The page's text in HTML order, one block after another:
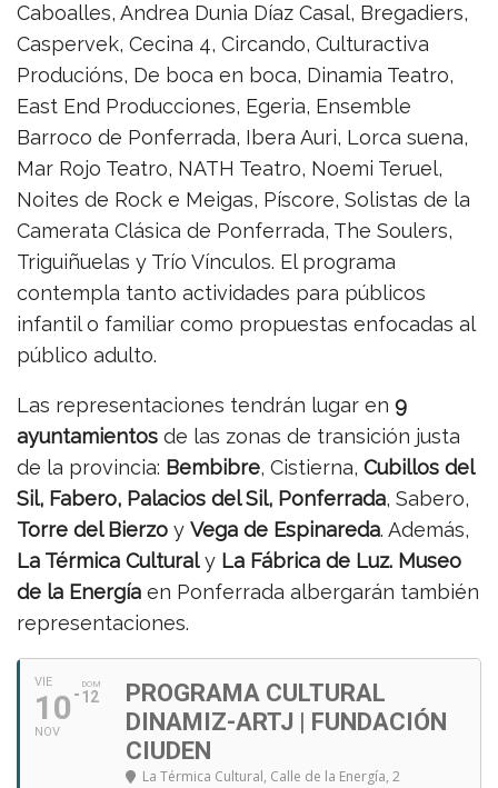
Caboalles, Andrea Dunia Díaz Casal, Bregadiers,
Caspervek, Cecina 4, Circando, Culturactiva
Producións, De boca en boca, Dinamia Teatro,
East End Producciones, Egeria, Ensemble
Barroco de Ponferrada, Ibera Auri, Lorca suena,
Mar Rojo Teatro, NATH Teatro, Noemi Teruel,
Noites de Rock e Meigas, Píscore, Solistas de la
Camerata Clásica de Ponferrada, The Soulers,
Triguiñuelas y Trío Vínculos. El programa
contempla tanto actividades para públicos
infantil o familiar como propuestas enfocadas al
público adulto.
Las representaciones tendrán lugar en 9
ayuntamientos de las zonas de transición justa
de la provincia: Bembibre, Cistierna, Cubillos del
Sil, Fabero, Palacios del Sil, Ponferrada, Sabero,
Torre del Bierzo y Vega de Espinareda. Además,
La Térmica Culturaly La Fábrica de Luz. Museo
de la Energía en Ponferrada albergarán también
representaciones.
VIE
10
NOV
DOM
12
PROGRAMA CULTURAL
DINAMIZ-ARTJ | FUNDACIÓN
CIUDEN
La Térmica Cultural, Calle de la Energía, 2